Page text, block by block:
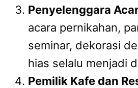
Penyelenggara
acara pernikahan,
seminar, dekorasi
hias selalu menjadi
Pemilik Kafe dan